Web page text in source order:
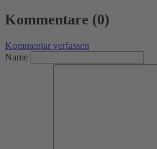
Kommentare (0)
Kommentar verfassen
Name